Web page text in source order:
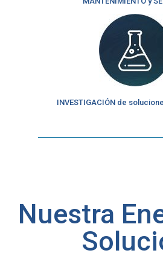
INVESTIGACIÓN de
Nuestra